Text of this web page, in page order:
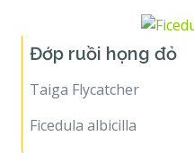
Đớp ruồi họng đỏ
Taiga Flycatcher
Ficedula albicilla